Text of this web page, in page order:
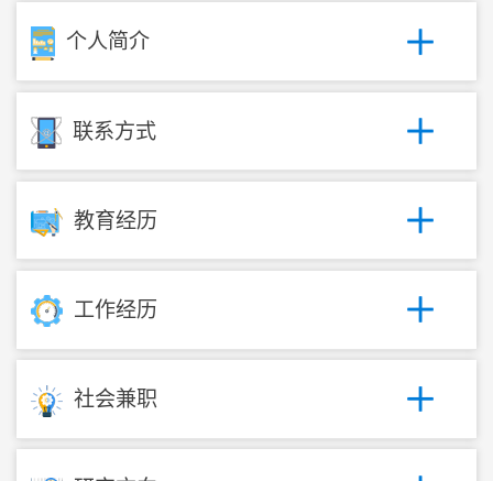
个人简介
联系方式
教育经历
工作经历
社会兼职